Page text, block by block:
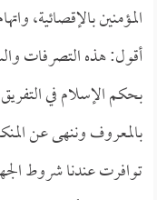
المؤمنين بالإقصائية،
أقول: هذه التصرفات
بحكم الإسلام في
بالمعروف وننهى عن
توافرت عندنا شروط